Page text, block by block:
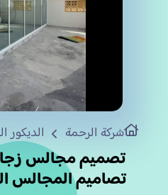
شركة الرحمة الديكور
تصميم مجالس
تصاميم المجالس